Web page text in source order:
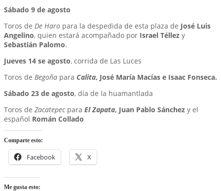
Sábado 9 de agosto
Toros de De Haro para la despedida de esta plaza de José Luis
Angelino, quien estará acompañado por Israel Téllez y
Sebastián Palomo.
Jueves 14 se agosto, corrida de Las Luces
Toros de Begoña para Calita, José María Macías e Isaac Fonseca.
Sábado 23 de agosto, día de la huamantlada
Toros de Zacatepecpara El Zapata, Juan Pablo Sánchez y el
español Román Collado
Comparte esto:
Facebook X
Me gusta esto: